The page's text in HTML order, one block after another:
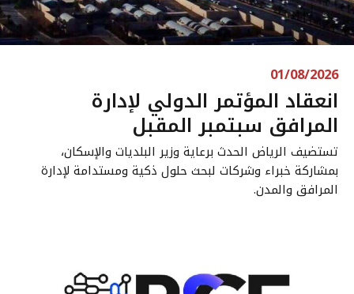
01/08/2026
انعقاد المؤتمر الدولي لإدارة
المرافق سبتمبر المقبل
تستضيف الرياض الحدث برعاية وزير البلديات والإسكان،
بمشاركة خبراء وشركات لبحث حلول ذكية ومستدامة لإدارة
المرافق والمدن.